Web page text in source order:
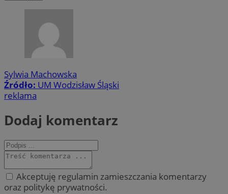
Sylwia Machowska
Źródło: UM Wodzisław Śląski
reklama
Dodaj komentarz
Akceptuję regulamin zamieszczania komentarzy
oraz politykę prywatności.